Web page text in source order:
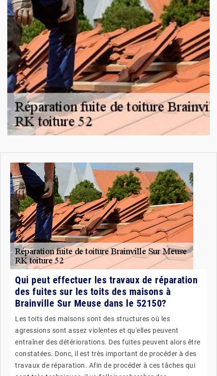
Qui peut effectuer les travaux de réparation
des fuites sur les toits des maisons à
Brainville Sur Meuse dans le 52150?
Les toits des maisons sont des structures où les
agressions sont assez violentes et qu'elles peuvent
entraîner des détériorations. Des fuites peuvent alors être
constatées. Donc, il est très important de procéder à des
travaux de réparation. Afin de procéder à ces tâches qui